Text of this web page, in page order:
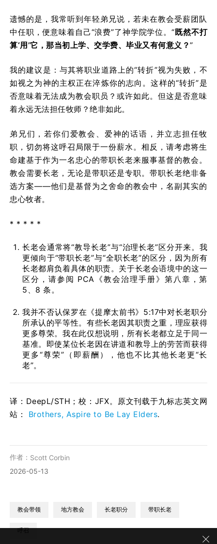
遗憾的是，我常听到年轻弟兄说，若未在教会受薪团队
中任职，便意味着自己“浪费”了神学院学位。“既然不打
算‘用’它，那当初上学、交学费、毕业又有何意义？”
我的建议是：与其将职业道路上的“转折”视为失败，不
如视之为神的主权正在淬炼你的志向。这样的“转折”是
否意味着无法成为教会职员？或许如此。但这是否意味
着永远无法担任牧师？绝非如此。
弟兄们，若你们爱教会、爱神的话语，并立志担任牧
职，切勿将这呼召局限于一份薪水。相反，请考虑将生
命建基于作为一名忠心的带职长老来服事基督的教会。
教会需要长老，无论是带职还是专职。带职长老绝非备
选方案——他们是基督为之舍命的教会中，名副其实的
忠心牧者。
* * * * *
长老会通常将“教导长老”与“治理长老”区分开来。我
更倾向于“带职长老”与“全职长老”的区分，因为所有
长老都肩负着具体的职责。关于长老会语境中的这一
区分，请参阅 PCA《教会治理手册》第八章，第
5、8 条。
我并不否认保罗在《提摩太前书》5:17中对长老职分
所承认的平等性。有些长老因其职责之重，理应获得
更多尊荣。我在此仅想说明，所有长老都立足于同一
基准。即使某位长老因在讲道和教导上的劳苦而获得
更多“尊荣”（即薪酬），他也不比其他长老更“长
老”。
译：DeepL/STH；校： JFX。原文刊载于九标志英文网
站： Brothers, Aspire to Be Lay Elders.
作者： Scott Corbin
2026-05-13
教会带领 地方教会 长老职分 带职长老
呼召